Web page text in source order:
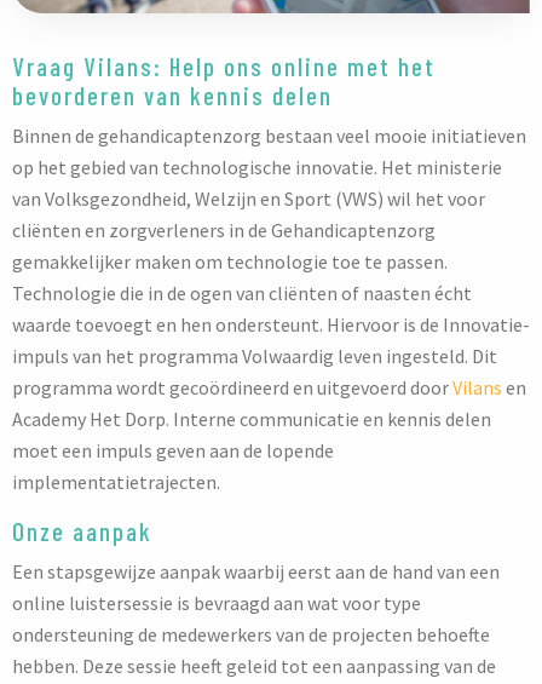
Vraag Vilans: Help ons online met het
bevorderen van kennis delen
Binnen de gehandicaptenzorg bestaan veel mooie initiatieven
op het gebied van technologische innovatie. Het ministerie
van Volksgezondheid, Welzijn en Sport (VWS) wil het voor
cliënten en zorgverleners in de Gehandicaptenzorg
gemakkelijker maken om technologie toe te passen.
Technologie die in de ogen van cliënten of naasten écht
waarde toevoegt en hen ondersteunt. Hiervoor is de Innovatie-
impuls van het programma Volwaardig leven ingesteld. Dit
programma wordt gecoördineerd en uitgevoerd doorVilans en
Academy Het Dorp. Interne communicatie en kennis delen
moet een impuls geven aan de lopende
implementatietrajecten.
Onze aanpak
Een stapsgewijze aanpak waarbij eerst aan de hand van een
online luistersessie is bevraagd aan wat voor type
ondersteuning de medewerkers van de projecten behoefte
hebben. Deze sessie heeft geleid tot een aanpassing van de